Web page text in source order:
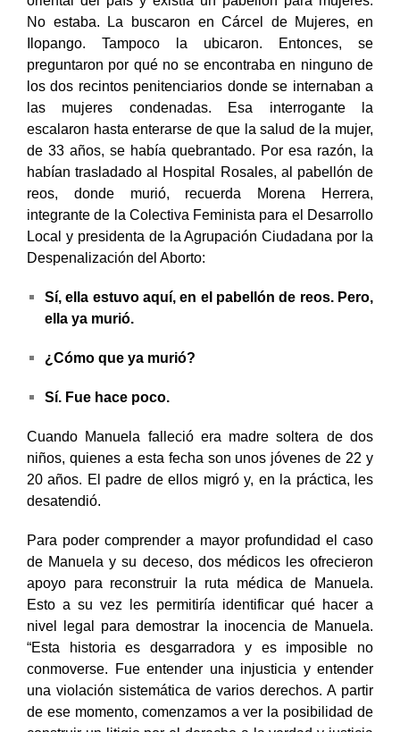
oriental del país y existía un pabellón para mujeres.
No estaba. La buscaron en Cárcel de Mujeres, en
Ilopango. Tampoco la ubicaron. Entonces, se
preguntaron por qué no se encontraba en ninguno de
los dos recintos penitenciarios donde se internaban a
las mujeres condenadas. Esa interrogante la
escalaron hasta enterarse de que la salud de la mujer,
de 33 años, se había quebrantado. Por esa razón, la
habían trasladado al Hospital Rosales, al pabellón de
reos, donde murió, recuerda Morena Herrera,
integrante de la Colectiva Feminista para el Desarrollo
Local y presidenta de la Agrupación Ciudadana por la
Despenalización del Aborto:
Sí, ella estuvo aquí, en el pabellón de reos. Pero,
ella ya murió.
¿Cómo que ya murió?
Sí. Fue hace poco.
Cuando Manuela falleció era madre soltera de dos
niños, quienes a esta fecha son unos jóvenes de 22 y
20 años. El padre de ellos migró y, en la práctica, les
Para poder comprender a mayor profundidad el caso
de Manuela y su deceso, dos médicos les ofrecieron
apoyo para reconstruir la ruta médica de Manuela.
Esto a su vez les permitiría identificar qué hacer a
nivel legal para demostrar la inocencia de Manuela.
“Esta historia es desgarradora y es imposible no
conmoverse. Fue entender una injusticia y entender
una violación sistemática de varios derechos. A partir
de ese momento, comenzamos a ver la posibilidad de